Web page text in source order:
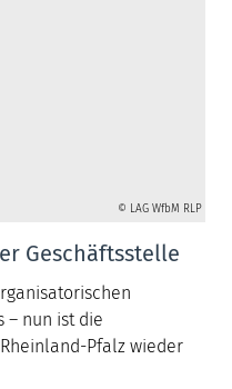
© LAG WfbM RLP
Geschäftsstelle
– nun ist die
Pfalz wieder